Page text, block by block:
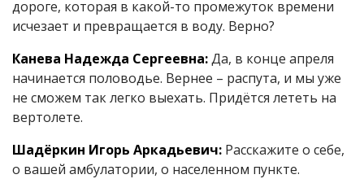
дороге, которая в какой-то промежуток времени
исчезает и превращается в воду. Верно?
Канева Надежда Сергеевна:Да, в конце апреля
начинается половодье. Вернее – распута, и мы уже
не сможем так легко выехать. Придётся лететь на
вертолете.
Шадёркин Игорь Аркадьевич: Расскажите о себе,
о вашей амбулатории, о населенном пункте.